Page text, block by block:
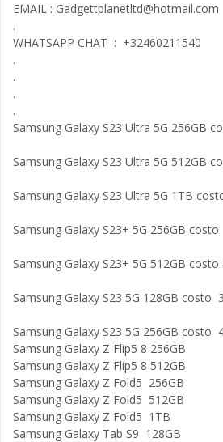
EMAIL : Gadgettplanetltd@hotmail.com
.
WHATSAPP CHAT : +32460211540
.
.
.
.
Samsung Galaxy S23 Ultra 5G 256GB
Samsung Galaxy S23 Ultra 5G 512GB
Samsung Galaxy S23 Ultra 5G 1TB
Samsung Galaxy S23+ 5G 256GB
Samsung Galaxy S23+ 5G 512GB costo
Samsung Galaxy S23 5G 128GB costo
Samsung Galaxy S23 5G 256GB costo
Samsung Galaxy Z Flip5 8 256GB
Samsung Galaxy Z Flip5 8 512GB
Samsung Galaxy Z Fold5 256GB
Samsung Galaxy Z Fold5 512GB
Samsung Galaxy Z Fold5 1TB
Samsung Galaxy Tab S9 128GB